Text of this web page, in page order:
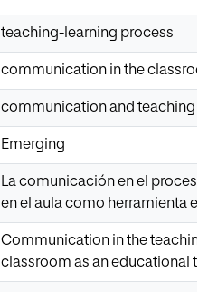
teaching-learning process
communication in the
communication and teaching
Emerging
La comunicación en el
en el aula como herramienta
Communication in the
classroom as an educational